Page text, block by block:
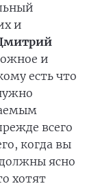
и
и
есть что
всего
когда вы
ясно
хотят